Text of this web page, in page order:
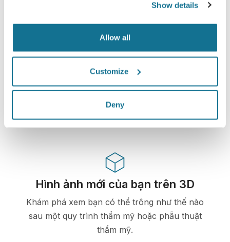
Show details
Allow all
Customize
Deny
Công nghệ cao
Mô phỏng 3D dựa trên web đầu tiên dành cho
phẫu thuật thẩm mỹ và các thủ tục thẩm mỹ đã
được bác sĩ sử dụng ở trên 100 quốc gia và được
các hiệp hội phẫu thuật thẩm mỹ ưa chuộng.
Hình ảnh mới của bạn trên 3D
Khám phá xem bạn có thể trông như thế nào
sau một quy trình thẩm mỹ hoặc phẫu thuật
thẩm mỹ.